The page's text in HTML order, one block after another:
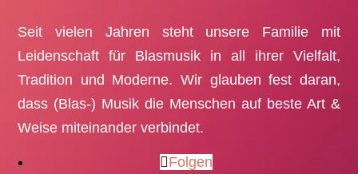
Seit vielen Jahren steht unsere Familie mit
Leidenschaft für Blasmusik in all ihrer Vielfalt,
Tradition und Moderne. Wir glauben fest daran,
dass (Blas-) Musik die Menschen auf beste Art &
Weise miteinander verbindet.
Folgen